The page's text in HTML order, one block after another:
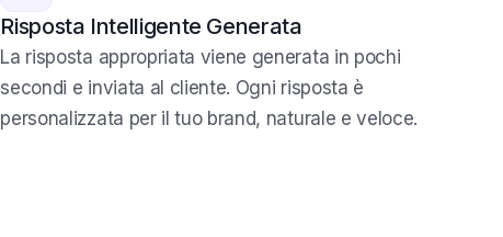
Risposta Intelligente Generata
La risposta appropriata viene generata in pochi
secondi e inviata al cliente. Ogni risposta è
personalizzata per il tuo brand, naturale e veloce.